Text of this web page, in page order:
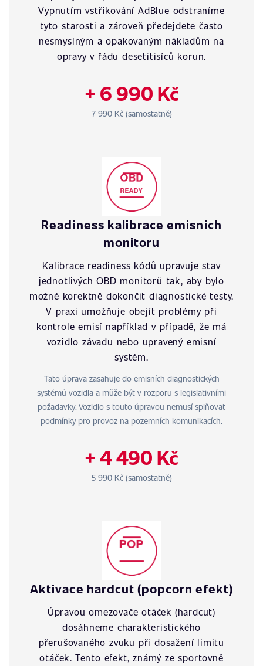
Vypnutím vstřikování AdBlue odstraníme
tyto starosti a zároveň předejdete často
nesmyslným a opakovaným nákladům na
opravy v řádu desetitisíců korun.
+ 6 990 Kč
7 990 Kč (samostatně)
Readiness kalibrace emisnich
monitoru
Kalibrace readiness kódů upravuje stav
jednotlivých OBD monitorů tak, aby bylo
možné korektně dokončit diagnostické testy.
V praxi umožňuje obejít problémy při
kontrole emisí například v případě, že má
vozidlo závadu nebo upravený emisní
systém.
Tato úprava zasahuje do emisních diagnostických
systémů vozidla a může být v rozporu s legislativními
požadavky. Vozidlo s touto úpravou nemusí splňovat
podmínky pro provoz na pozemních komunikacích.
+ 4 490 Kč
5 990 Kč (samostatně)
Aktivace hardcut (popcorn efekt)
Úpravou omezovače otáček (hardcut)
dosáhneme charakteristického
přerušovaného zvuku při dosažení limitu
otáček. Tento efekt, známý ze sportovně